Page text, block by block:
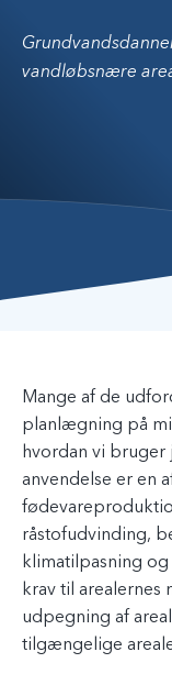
vandløbsnære
Mange af de
planlægning på
hvordan vi bruger
anvendelse er en
råstofudvinding,
klimatilpasning
krav til
udpegning af
tilgængelige